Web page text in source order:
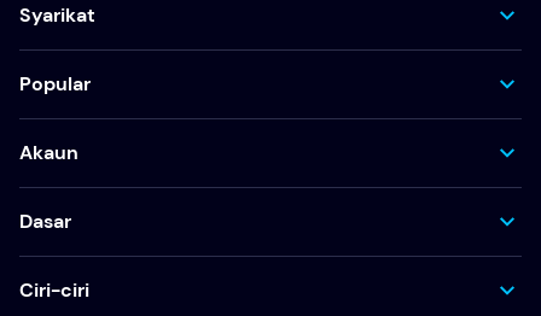
Syarikat
Popular
Akaun
Dasar
Ciri-ciri